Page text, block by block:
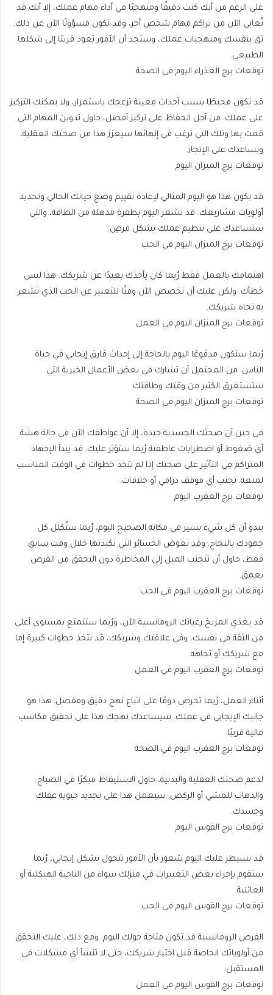
على الرغم من أنك كنت دقيقًا ومنهجيًا في أداء مهام عملك، إلا أنك قد
تُعاني الآن من تراكم مهام شخص آخر، وقد تكون مسؤولًا الآن عن ذلك.
ثق بنفسك ومنهجيات عملك، وستجد أن الأمور تعود قريبًا إلى شكلها
الطبيعي.
توقعات برج العذراء اليوم في الصحة
قد تكون محبطًا بسبب أحداث معينة تزعجك باستمرار، ولا يمكنك التركيز
على عملك. من أجل الحفاظ على تركيز أفضل، حاول تدوين المهام التي
قمت بها وتلك التي ترغب في إنهائها سيعزز هذا من صحتك العقلية،
ويساعدك على الإنجاز.
توقعات برج الميزان اليوم
قد يكون هذا هو اليوم المثالي لإعادة تقييم وضع حياتك الحالي وتحديد
أولويات مشاريعك. قد تشعر اليوم بطفرة مذهلة من الطاقة، والتي
ستساعدك على تنظيم عملك بشكل مرضٍ.
توقعات برج الميزان اليوم في الحب
اهتمامك بالعمل فقط رُبما كان يأخذك بعيدًا عن شريكك. هذا ليس
خطأك. ولكن عليك أن تخصص الآن وقتًا للتعبير عن الحب الذي تشعر
به تجاه شريكك.
توقعات برج الميزان اليوم في العمل
رُبما ستكون مدفوعًا اليوم بالحاجة إلى إحداث فارق إيجابي في حياة
الناس. من المحتمل أن تشارك في بعض الأعمال الخيرية التي
ستستغرق الكثير من وقتك وطاقتك.
توقعات برج الميزان اليوم في الصحة
في حين أن صحتك الجسدية جيدة، إلا أن عواطفك الآن في حالة هشة.
أي ضغوط أو اضطرابات عاطفية رُبما ستؤثر عليك. قد يبدأ الإجهاد
المتراكم في التأثير على صحتك إذا لم تتخذ خطوات في الوقت المناسب
لمنعه. تجنب أي موقف درامي أو خلافات.
توقعات برج العقرب اليوم
يبدو أن كل شيء يسير في مكانه الصحيح اليوم، رُبما ستُكلل كل
جهودك بالنجاح. وقد تعوض الخسائر التي تكبدتها خلال وقت سابق.
فقط، حاول أن تتجنب الميل إلى المخاطرة دون التحقق من الفرص
بعمق.
توقعات برج العقرب اليوم في الحب
قد يغذي المريخ رغباتك الرومانسية الآن، ورُبما ستتمتع بمستوى أعلى
من الثقة في نفسك، وفي علاقتك وشريكك، قد تتخذ خطوات كبيرة إما
مع شريكك أو تجاهه.
توقعات برج العقرب اليوم في العمل
أثناء العمل، رُبما تحرص دومًا على اتباع نهج دقيق ومفصل. هذا هو
جانبك الإيجابي في عملك. سيساعدك نهجك هذا على تحقيق مكاسب
مالية قريبًا.
توقعات برج العقرب اليوم في الصحة
لدعم صحتك العقلية والبدنية، حاول الاستيقاظ مبكرًا في الصباح
والذهاب للمشي أو الركض. سيعمل هذا على تجديد حيوية عقلك
وجسدك.
توقعات برج القوس اليوم
قد يسيطر عليك اليوم شعور بأن الأمور تتحول بشكل إيجابي، رُبما
ستقوم بإجراء بعض التغييرات في منزلك سواء من الناحية الهيكلية أو
العائلية.
توقعات برج القوس اليوم في الحب
الفرص الرومانسية قد تكون متاحة حولك اليوم. ومع ذلك، عليك التحقق
من أولوياتك الخاصة قبل اختيار شريكك، حتى لا تنشأ أي مشكلات في
المستقبل.
توقعات برج القوس اليوم في العمل